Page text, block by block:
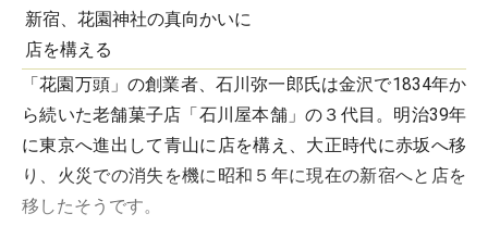
新宿、花園神社の真向かいに
店を構える
「花園万頭」の創業者、石川弥一郎氏は金沢で1834年か
ら続いた老舗菓子店「石川屋本舗」の３代目。明治39年
に東京へ進出して青山に店を構え、大正時代に赤坂へ移
り、火災での消失を機に昭和５年に現在の新宿へと店を
移したそうです。